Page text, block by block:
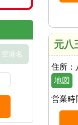
元八
住所：
地図
営業時
空港名